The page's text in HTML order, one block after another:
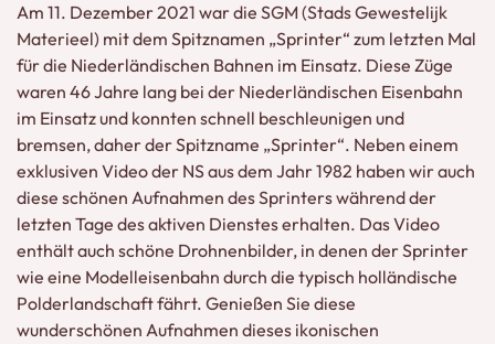
Am 11. Dezember 2021 war die SGM (Stads Gewestelijk
Materieel) mit dem Spitznamen „Sprinter“ zum letzten Mal
für die Niederländischen Bahnen im Einsatz. Diese Züge
waren 46 Jahre lang bei der Niederländischen Eisenbahn
im Einsatz und konnten schnell beschleunigen und
bremsen, daher der Spitzname „Sprinter“. Neben einem
exklusiven Video der NS aus dem Jahr 1982 haben wir auch
diese schönen Aufnahmen des Sprinters während der
letzten Tage des aktiven Dienstes erhalten. Das Video
enthält auch schöne Drohnenbilder, in denen der Sprinter
wie eine Modelleisenbahn durch die typisch holländische
Polderlandschaft fährt. Genießen Sie diese
wunderschönen Aufnahmen dieses ikonischen